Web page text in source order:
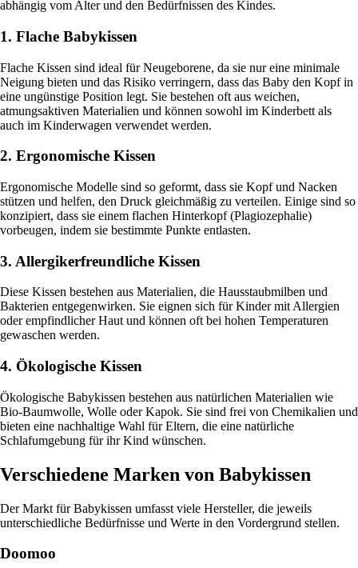
abhängig vom Alter und den Bedürfnissen des Kindes.
1. Flache Babykissen
Flache Kissen sind ideal für Neugeborene, da sie nur eine minimale
Neigung bieten und das Risiko verringern, dass das Baby den Kopf in
eine ungünstige Position legt. Sie bestehen oft aus weichen,
atmungsaktiven Materialien und können sowohl im Kinderbett als
auch im Kinderwagen verwendet werden.
2. Ergonomische Kissen
Ergonomische Modelle sind so geformt, dass sie Kopf und Nacken
stützen und helfen, den Druck gleichmäßig zu verteilen. Einige sind so
konzipiert, dass sie einem flachen Hinterkopf (Plagiozephalie)
vorbeugen, indem sie bestimmte Punkte entlasten.
3. Allergikerfreundliche Kissen
Diese Kissen bestehen aus Materialien, die Hausstaubmilben und
Bakterien entgegenwirken. Sie eignen sich für Kinder mit Allergien
oder empfindlicher Haut und können oft bei hohen Temperaturen
gewaschen werden.
4. Ökologische Kissen
Ökologische Babykissen bestehen aus natürlichen Materialien wie
Bio-Baumwolle, Wolle oder Kapok. Sie sind frei von Chemikalien und
bieten eine nachhaltige Wahl für Eltern, die eine natürliche
Schlafumgebung für ihr Kind wünschen.
Verschiedene Marken von Babykissen
Der Markt für Babykissen umfasst viele Hersteller, die jeweils
unterschiedliche Bedürfnisse und Werte in den Vordergrund stellen.
Doomoo